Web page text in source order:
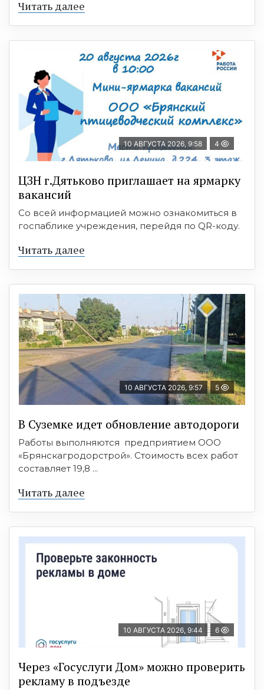
Читать далее
10 АВГУСТА 2026, 9:58 4
ЦЗН г.Дятьково приглашает на ярмарку
вакансий
Со всей информацией можно ознакомиться в
госпаблике учреждения, перейдя по QR-коду.
Читать далее
10 АВГУСТА 2026, 9:57 5
В Суземке идет обновление автодороги
Работы выполняются предприятием ООО
«Брянскагродорстрой». Стоимость всех работ
составляет 19,8 ...
Читать далее
10 АВГУСТА 2026, 9:44 6
Через «Госуслуги Дом» можно проверить
рекламу в подъезде